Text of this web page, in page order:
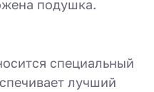
подушка.
специальный
лучший